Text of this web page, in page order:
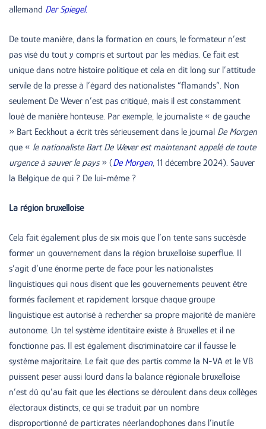
allemand Der Spiegel.
De toute manière, dans la formation en cours, le formateur n’est
pas visé du tout y compris et surtout par les médias. Ce fait est
unique dans notre histoire politique et cela en dit long sur l’attitude
servile de la presse à l’égard des nationalistes “flamands”. Non
seulement De Wever n’est pas critiqué, mais il est constamment
loué de manière honteuse. Par exemple, le journaliste « de gauche
» Bart Eeckhout a écrit très sérieusement dans le journal De Morgen
que « le nationaliste Bart De Wever est maintenant appelé de toute
urgence à sauver le pays» (De Morgen, 11 décembre 2024). Sauver
la Belgique de qui ? De lui-même ?
La région bruxelloise
Cela fait également plus de six mois que l’on tente sans succèsde
former un gouvernement dans la région bruxelloise superflue. Il
s’agit d’une énorme perte de face pour les nationalistes
linguistiques qui nous disent que les gouvernements peuvent être
formés facilement et rapidement lorsque chaque groupe
linguistique est autorisé à rechercher sa propre majorité de manière
autonome. Un tel système identitaire existe à Bruxelles et il ne
fonctionne pas. Il est également discriminatoire car il fausse le
système majoritaire. Le fait que des partis comme la N-VA et le VB
puissent peser aussi lourd dans la balance régionale bruxelloise
n’est dû qu’au fait que les élections se déroulent dans deux collèges
électoraux distincts, ce qui se traduit par un nombre
disproportionné de particrates néerlandophones dans l’inutile